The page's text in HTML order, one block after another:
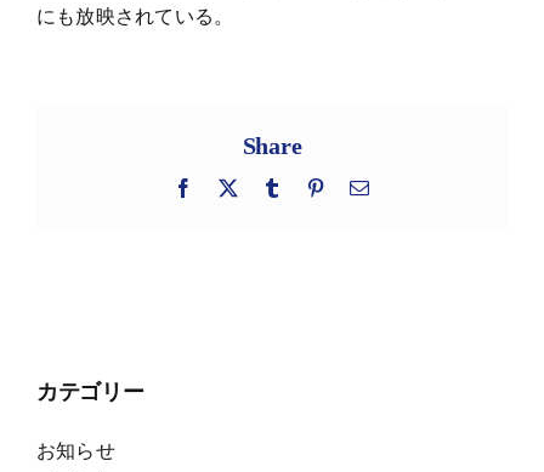
にも放映されている。
Share
Facebook
X Tumblr Pinterest
電
カテゴリー
お知らせ